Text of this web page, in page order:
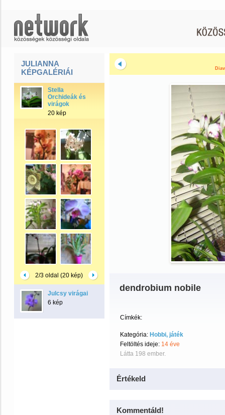
JULIANNA
KÉPGALÉRIÁI
Stella
Orchideák és
virágok
20 kép
2/3 oldal (20 kép)
Julcsy virágai
6 kép
dendrobium nobile
Címkék:
Kategória: Hobbi, játék
Feltöltés ideje: 14 éve
Látta 198 ember.
Értékeld
Kommentáld!